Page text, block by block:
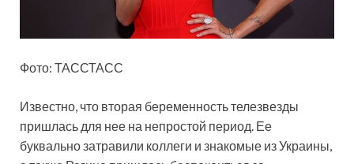
Фото: ТАССТАСС
Известно, что вторая беременность телезвезды
пришлась для нее на непростой период. Ее
буквально затравили коллеги и знакомые из Украины,